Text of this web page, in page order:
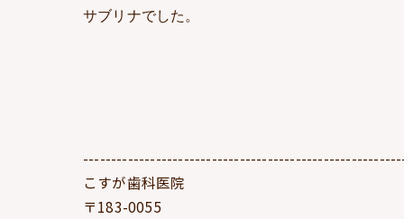
サブリナでした。
こすが歯科医院
〒183-0055